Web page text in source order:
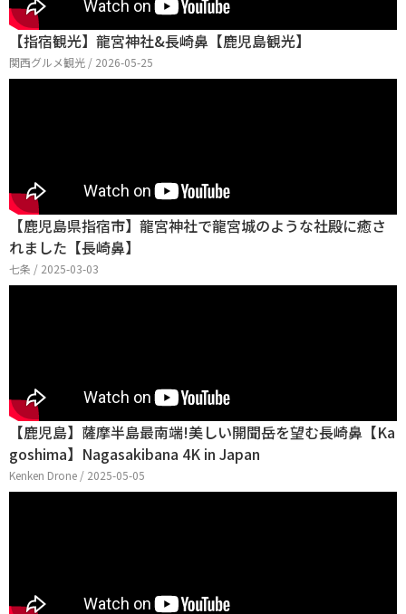
【指宿観光】龍宮神社&長崎鼻【鹿児島観光】
関西グルメ観光 / 2026-05-25
【鹿児島県指宿市】龍宮神社で龍宮城のような社殿に癒さ
れました【長崎鼻】
七条 / 2025-03-03
【鹿児島】薩摩半島最南端!美しい開聞岳を望む長崎鼻【Ka
goshima】Nagasakibana 4K in Japan
Kenken Drone / 2025-05-05